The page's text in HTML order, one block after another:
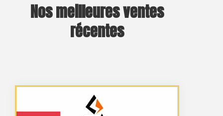
Nos meilleures ventes
récentes